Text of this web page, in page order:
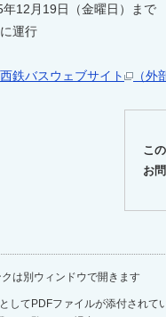
12月19日（金曜日）まで
運行
西鉄バスウェブサイト （外
こ
お
は別ウィンドウで開きます
してPDFファイルが添付されて